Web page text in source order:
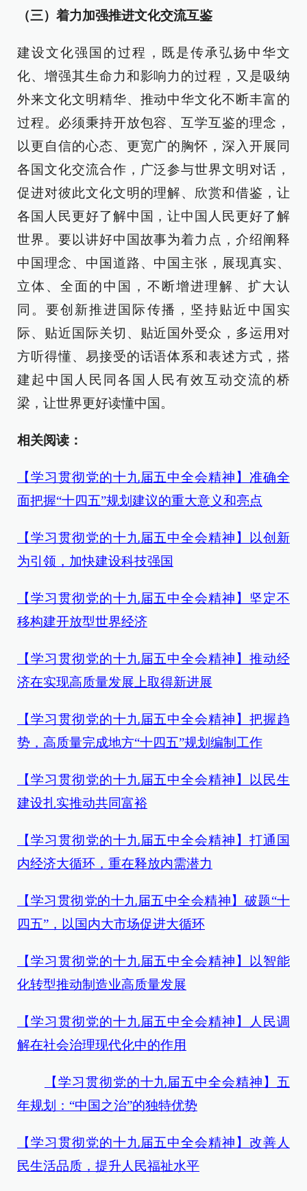
（三）着力加强推进文化交流互鉴
建设文化强国的过程，既是传承弘扬中华文
化、增强其生命力和影响力的过程，又是吸纳
外来文化文明精华、推动中华文化不断丰富的
过程。必须秉持开放包容、互学互鉴的理念，
以更自信的心态、更宽广的胸怀，深入开展同
各国文化交流合作，广泛参与世界文明对话，
促进对彼此文化文明的理解、欣赏和借鉴，让
各国人民更好了解中国，让中国人民更好了解
世界。要以讲好中国故事为着力点，介绍阐释
中国理念、中国道路、中国主张，展现真实、
立体、全面的中国，不断增进理解、扩大认
同。要创新推进国际传播，坚持贴近中国实
际、贴近国际关切、贴近国外受众，多运用对
方听得懂、易接受的话语体系和表述方式，搭
建起中国人民同各国人民有效互动交流的桥
梁，让世界更好读懂中国。
相关阅读：
【学习贯彻党的十九届五中全会精神】准确全
面把握“十四五”规划建议的重大意义和亮点
【学习贯彻党的十九届五中全会精神】以创新
为引领，加快建设科技强国
【学习贯彻党的十九届五中全会精神】坚定不
移构建开放型世界经济
【学习贯彻党的十九届五中全会精神】推动经
济在实现高质量发展上取得新进展
【学习贯彻党的十九届五中全会精神】把握趋
势，高质量完成地方“十四五”规划编制工作
【学习贯彻党的十九届五中全会精神】
以民生
建设扎实推动共同富裕
【学习贯彻党的十九届五中全会精神】打通国
内经济大循环，重在释放内需潜力
【学习贯彻党的十九届五中全会精神】破题“十
四五”，以国内大市场促进大循环
【学习贯彻党的十九届五中全会精神】以智能
化转型推动制造业高质量发展
【学习贯彻党的十九届五中全会精神】人民调
解在社会治理现代化中的作用
【学习贯彻党的十九届五中全会精神】五
年规划：“中国之治”的独特优势
【学习贯彻党的十九届五中全会精神】改善人
民生活品质，提升人民福祉水平